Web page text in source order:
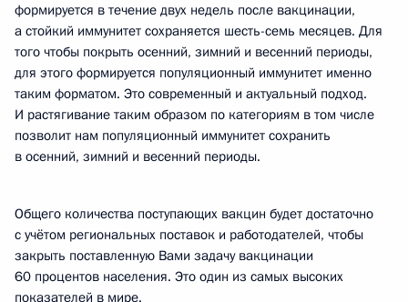
формируется в течение двух недель после вакцинации,
а стойкий иммунитет сохраняется шесть-семь месяцев. Для
того чтобы покрыть осенний, зимний и весенний периоды,
для этого формируется популяционный иммунитет именно
таким форматом. Это современный и актуальный подход.
И растягивание таким образом по категориям в том числе
позволит нам популяционный иммунитет сохранить
в осенний, зимний и весенний периоды.
Общего количества поступающих вакцин будет достаточно
с учётом региональных поставок и работодателей, чтобы
закрыть поставленную Вами задачу вакцинации
60 процентов населения. Это один из самых высоких
показателей в мире.